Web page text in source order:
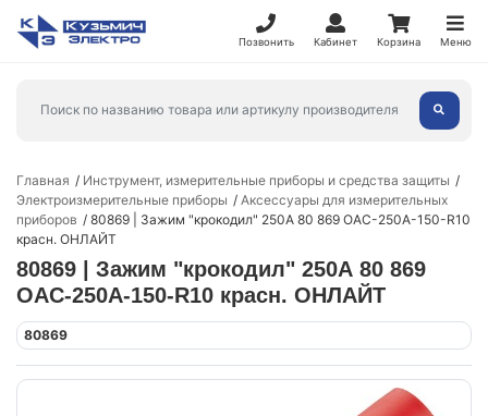
Позвонить Кабинет Корзина Меню
Главная
Инструмент, измерительные приборы и средства защиты
Электроизмерительные приборы
Аксессуары для измерительных
приборов
80869 | Зажим "крокодил" 250А 80 869 OAC-250A-150-R10
красн. ОНЛАЙТ
80869 | Зажим "крокодил" 250А 80 869
OAC-250A-150-R10 красн. ОНЛАЙТ
80869